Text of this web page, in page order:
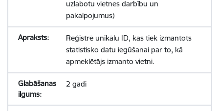
uzlabotu vietnes darbību un
pakalpojumus)
Reģistrē unikālu ID, kas tiek izmantots
statistisko datu iegūšanai par to, kā
apmeklētājs izmanto vietni.
2 gadi